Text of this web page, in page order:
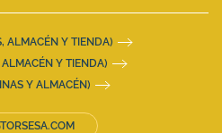
ALMACÉN Y TIENDA)
Y TIENDA)
Y ALMACÉN)